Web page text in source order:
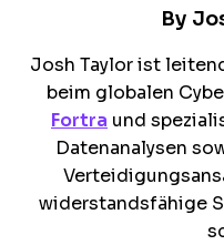
By
Josh Taylor ist
beim globalen
Fortra und
Datenanalysen
widerstandsfähige